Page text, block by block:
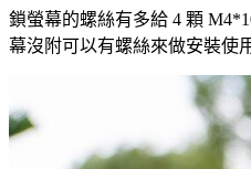
鎖螢幕的螺絲有多給 4 顆
幕沒附可以有螺絲來做安裝使